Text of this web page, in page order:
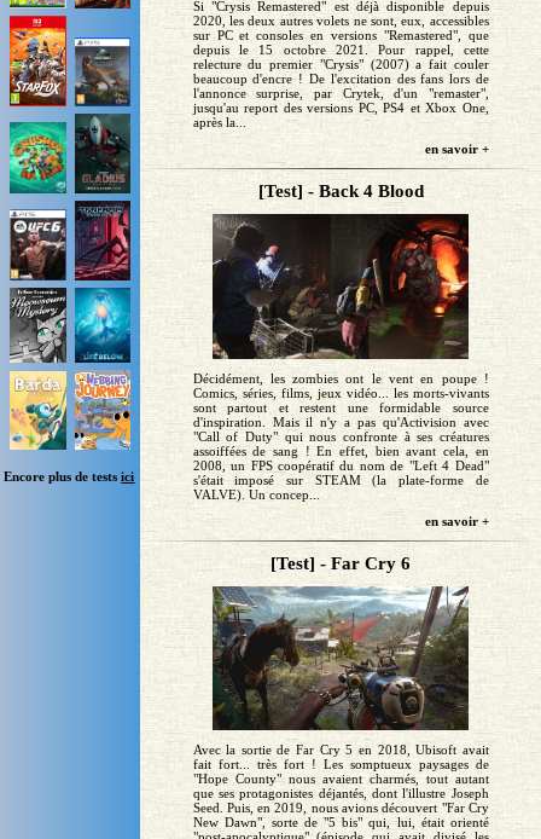
Encore plus de testsici
Si "Crysis Remastered" est déjà disponible depuis
2020, les deux autres volets ne sont, eux, accessibles
sur PC et consoles en versions "Remastered", que
depuis le 15 octobre 2021. Pour rappel, cette
relecture du premier "Crysis" (2007) a fait couler
beaucoup d'encre ! De l'excitation des fans lors de
l'annonce surprise, par Crytek, d'un "remaster",
jusqu'au report des versions PC, PS4 et Xbox One,
après la...
en savoir +
[Test] - Back 4 Blood
Décidément, les zombies ont le vent en poupe !
Comics, séries, films, jeux vidéo... les morts-vivants
sont partout et restent une formidable source
d'inspiration. Mais il n'y a pas qu'Activision avec
"Call of Duty" qui nous confronte à ses créatures
assoiffées de sang ! En effet, bien avant cela, en
2008, un FPS coopératif du nom de "Left 4 Dead"
s'était imposé sur STEAM (la plate-forme de
VALVE). Un concep...
en savoir +
[Test] - Far Cry 6
Avec la sortie de Far Cry 5 en 2018, Ubisoft avait
fait fort... très fort ! Les somptueux paysages de
"Hope County" nous avaient charmés, tout autant
que ses protagonistes déjantés, dont l'illustre Joseph
Seed. Puis, en 2019, nous avions découvert "Far Cry
New Dawn", sorte de "5 bis" qui, lui, était orienté